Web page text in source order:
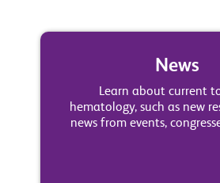
News
Learn about current
hematology, such as new
news from events,